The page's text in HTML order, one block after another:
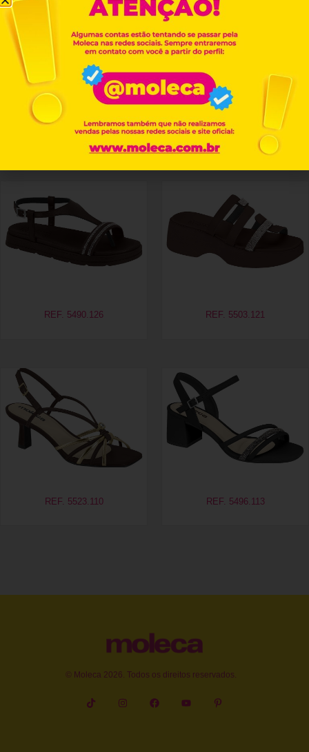
Produtos relacionados
REF. 5490.126 REF. 5503.121
REF. 5523.110 REF. 5496.113
© Moleca 2026. Todos os direitos reservados.